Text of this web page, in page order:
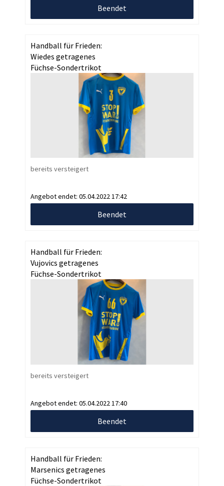
Beendet
Handball für Frieden:
Wiedes getragenes
Füchse-Sondertrikot
bereits versteigert
Angebot endet: 05.04.2022 17:42
Beendet
Handball für Frieden:
Vujovics getragenes
Füchse-Sondertrikot
bereits versteigert
Angebot endet: 05.04.2022 17:40
Beendet
Handball für Frieden:
Marsenics getragenes
Füchse-Sondertrikot